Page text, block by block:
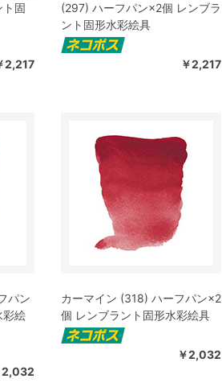
固
2,217
(297) ハーフパン×2個 レンブラ
ント固形水彩絵具
￥2,217
パン
彩絵
2,032
カーマイン (318) ハーフパン×2
個 レンブラント固形水彩絵具
￥2,032